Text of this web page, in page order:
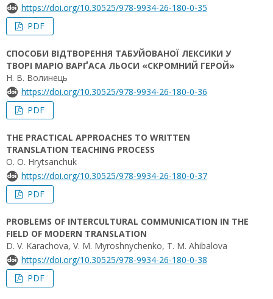
https://doi.org/10.30525/978-9934-26-180-0-35
PDF
СПОСОБИ ВІДТВОРЕННЯ ТАБУЙОВАНОЇ ЛЕКСИКИ У
ТВОРІ МАРІО ВАРҐАСА ЛЬОСИ «СКРОМНИЙ ГЕРОЙ»
Н. В. Волинець
https://doi.org/10.30525/978-9934-26-180-0-36
PDF
THE PRACTICAL APPROACHES TO WRITTEN
TRANSLATION TEACHING PROCESS
О. О. Hrytsanchuk
https://doi.org/10.30525/978-9934-26-180-0-37
PDF
PROBLEMS OF INTERCULTURAL COMMUNICATION IN THE
FIELD OF MODERN TRANSLATION
D. V. Karachova, V. М. Myroshnychenko, T. М. Ahibalova
https://doi.org/10.30525/978-9934-26-180-0-38
PDF